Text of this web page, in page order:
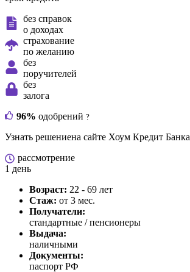
без справок
о доходах
страхование
по желанию
без
поручителей
без
залога
96% одобрений ?
Узнать решениена сайте Хоум Кредит Банка
рассмотрение
1 день
Возраст: 22 - 69 лет
Стаж: от 3 мес.
Получатели:
стандартные / пенсионеры
Выдача:
наличными
Документы:
паспорт РФ